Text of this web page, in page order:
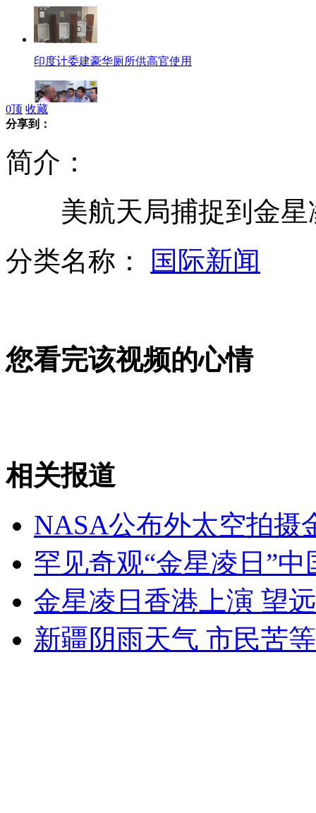
印度计委建豪华厕所供高官使用
传“食脸魔”所吸食毒品在日泛滥
深圳豪华酒店泳池水质不达标
山西运城恶犬咬伤多人 警民合力深夜将其击毙
女孩北京地铁殴打老人 痛下狠手拳打脚踢
0顶 收藏
分享到：
简介：
美航天局捕捉到金星
分类名称：
国际新闻
您看完该视频的心情
相关报道
NASA公布外太空拍摄
罕见奇观“金星凌日”
金星凌日香港上演 望
新疆阴雨天气 市民苦